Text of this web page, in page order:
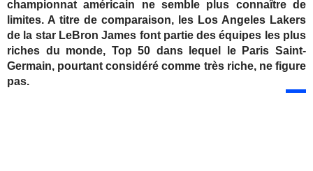
championnat américain ne semble plus connaître de
limites. A titre de comparaison, les Los Angeles Lakers
de la star LeBron James font partie des équipes les plus
riches du monde, Top 50 dans lequel le Paris Saint-
Germain, pourtant considéré comme très riche, ne figure
pas.